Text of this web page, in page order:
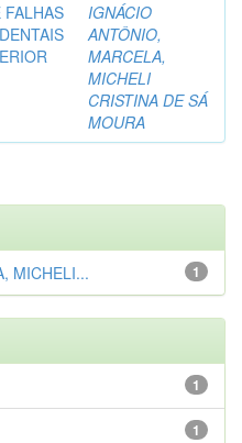
FALHAS
IGNÁCIO
ANTÔNIO,
MARCELA,
MICHELI
CRISTINA DE SÁ
MOURA
1
MICHELI...
1
1